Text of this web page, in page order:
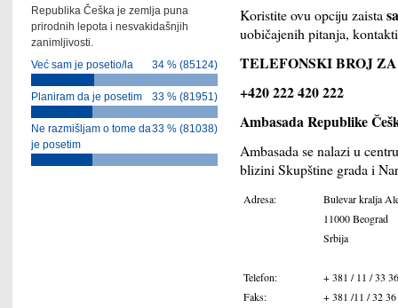
Koristite ovu opciju zaista
uobičajenih pitanja,
TELEFONSKI BROJ
+420 222 420 222
Ambasada Republike
Ambasada se nalazi u
blizini Skupštine grada i
Adresa:
Bulevar kralja
11000 Beograd
Srbija
Telefon:
+ 381 / 11 / 33
Faks:
+ 381 /11 / 32
Republika Češka je zemlja puna
prirodnih lepota i nesvakidašnjih
zanimljivosti.
34 % (85124)
Već sam je posetio/la
33 % (81951)
Planiram da je posetim
33 % (81038)
Ne razmišljam o tome da
je posetim